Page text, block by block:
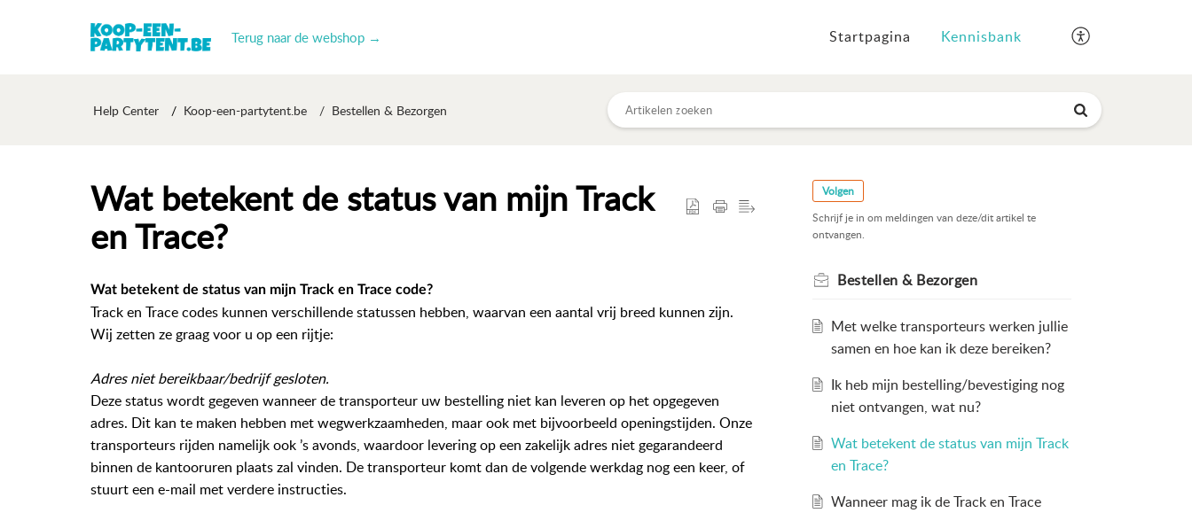
Terug naar de webshop → Startpagina Kennisbank
Help Center Koop-een-partytent.be Bestellen & Bezorgen
Wat betekent de status van mijn Track
en Trace?
Wat betekent de status van mijn Track en Trace code?
Track en Trace codes kunnen verschillende statussen hebben, waarvan een aantal vrij breed kunnen zijn.
Wij zetten ze graag voor u op een rijtje:
Adres niet bereikbaar/bedrijf gesloten.
Deze status wordt gegeven wanneer de transporteur uw bestelling niet kan leveren op het opgegeven
adres. Dit kan te maken hebben met wegwerkzaamheden, maar ook met bijvoorbeeld openingstijden. Onze
transporteurs rijden namelijk ook ’s avonds, waardoor levering op een zakelijk adres niet gegarandeerd
binnen de kantooruren plaats zal vinden. De transporteur komt dan de volgende werkdag nog een keer, of
stuurt een e-mail met verdere instructies.
Volgen
Schrijf je in om meldingen van deze/dit artikel te
ontvangen.
Bestellen & Bezorgen
Met welke transporteurs werken jullie
samen en hoe kan ik deze bereiken?
Ik heb mijn bestelling/bevestiging nog
niet ontvangen, wat nu?
Wat betekent de status van mijn Track
en Trace?
Wanneer mag ik de Track en Trace